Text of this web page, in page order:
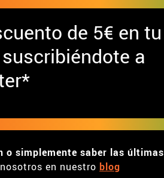
de 5€ en tu
a
o simplemente saber las últimas
en nuestro blog